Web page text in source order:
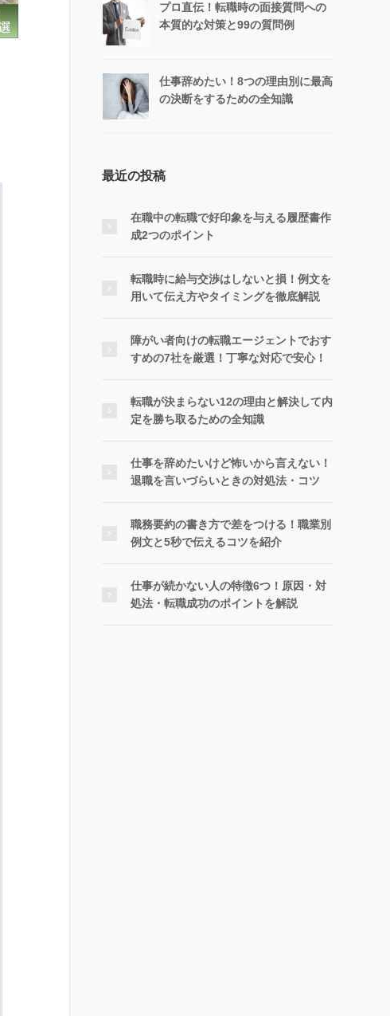
プロ直伝！転職時の面接質問への
本質的な対策と99の質問例
仕事辞めたい！8つの理由別に最高
の決断をするための全知識
最近の投稿
在職中の転職で好印象を与える履歴書作
成2つのポイント
転職時に給与交渉はしないと損！例文を
用いて伝え方やタイミングを徹底解説
障がい者向けの転職エージェントでおす
すめの7社を厳選！丁寧な対応で安心！
転職が決まらない12の理由と解決して内
定を勝ち取るための全知識
仕事を辞めたいけど怖いから言えない！
退職を言いづらいときの対処法・コツ
職務要約の書き方で差をつける！職業別
例文と5秒で伝えるコツを紹介
仕事が続かない人の特徴6つ！原因・対
処法・転職成功のポイントを解説